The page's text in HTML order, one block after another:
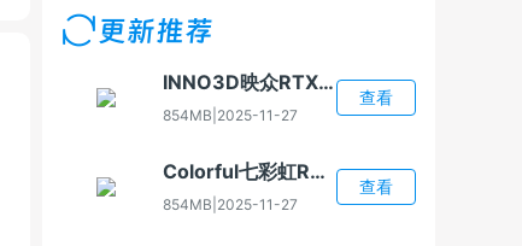
更新推荐
INNO3D映众RTX 4060显卡驱动
854MB 2025-11-27
查看
Colorful七彩虹RTX 4060显卡驱动
854MB 2025-11-27
查看